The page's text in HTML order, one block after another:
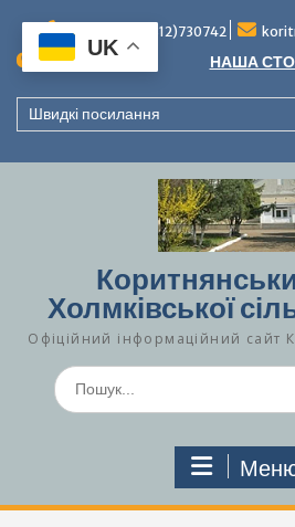
вмісту
Тел./факс (0312)730742
Повідомлення: НАША
Швидкі посилання
Холмківської
Офіційний інформаційний сайт
Шукати:
UK